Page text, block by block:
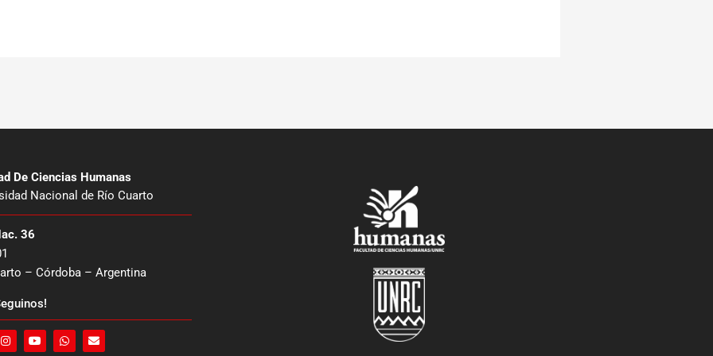
De Ciencias Humanas
Nacional de Río Cuarto
36
– Córdoba – Argentina
I
n
Y
o
W
h
E
n